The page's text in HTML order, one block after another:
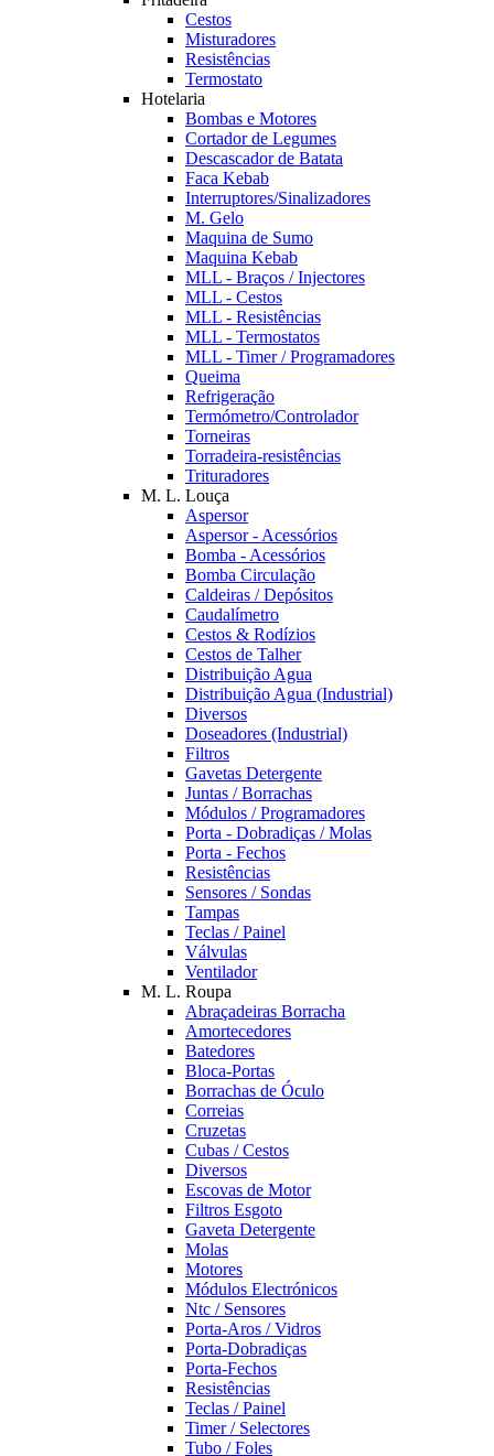
Cestos
Misturadores
Resistências
Termostato
Hotelaria
Bombas e Motores
Cortador de Legumes
Descascador de Batata
Faca Kebab
Interruptores/Sinalizadores
M. Gelo
Maquina de Sumo
Maquina Kebab
MLL - Braços / Injectores
MLL - Cestos
MLL - Resistências
MLL - Termostatos
MLL - Timer / Programadores
Queima
Refrigeração
Termómetro/Controlador
Torneiras
Torradeira-resistências
Trituradores
M. L. Louça
Aspersor
Aspersor - Acessórios
Bomba - Acessórios
Bomba Circulação
Caldeiras / Depósitos
Caudalímetro
Cestos & Rodízios
Cestos de Talher
Distribuição Agua
Distribuição Agua (Industrial)
Diversos
Doseadores (Industrial)
Filtros
Gavetas Detergente
Juntas / Borrachas
Módulos / Programadores
Porta - Dobradiças / Molas
Porta - Fechos
Resistências
Sensores / Sondas
Tampas
Teclas / Painel
Válvulas
Ventilador
M. L. Roupa
Abraçadeiras Borracha
Amortecedores
Batedores
Bloca-Portas
Borrachas de Óculo
Correias
Cruzetas
Cubas / Cestos
Diversos
Escovas de Motor
Filtros Esgoto
Gaveta Detergente
Molas
Motores
Módulos Electrónicos
Ntc / Sensores
Porta-Aros / Vidros
Porta-Dobradiças
Porta-Fechos
Resistências
Teclas / Painel
Timer / Selectores
Tubo / Foles